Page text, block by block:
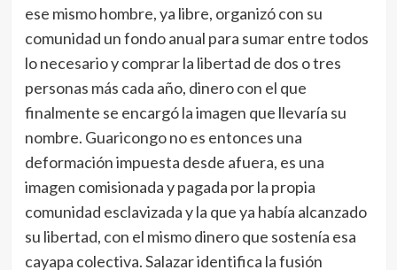
ese mismo hombre, ya libre, organizó con su
comunidad un fondo anual para sumar entre todos
lo necesario y comprar la libertad de dos o tres
personas más cada año, dinero con el que
finalmente se encargó la imagen que llevaría su
nombre. Guaricongo no es entonces una
deformación impuesta desde afuera, es una
imagen comisionada y pagada por la propia
comunidad esclavizada y la que ya había alcanzado
su libertad, con el mismo dinero que sostenía esa
cayapa colectiva. Salazar identifica la fusión